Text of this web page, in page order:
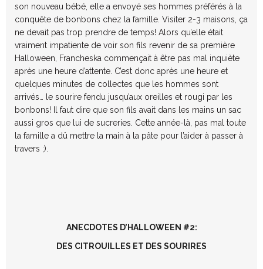
son nouveau bébé, elle a envoyé ses hommes préférés à la
conquête de bonbons chez la famille. Visiter 2-3 maisons, ça
ne devait pas trop prendre de temps! Alors qu’elle était
vraiment impatiente de voir son fils revenir de sa première
Halloween, Francheska commençait à être pas mal inquiète
après une heure d’attente. C’est donc après une heure et
quelques minutes de collectes que les hommes sont
arrivés… le sourire fendu jusqu’aux oreilles et rougi par les
bonbons! Il faut dire que son fils avait dans les mains un sac
aussi gros que lui de sucreries. Cette année-là, pas mal toute
la famille a dû mettre la main à la pâte pour l’aider à passer à
travers ;).
ANECDOTES D’HALLOWEEN #2:
DES CITROUILLES ET DES SOURIRES